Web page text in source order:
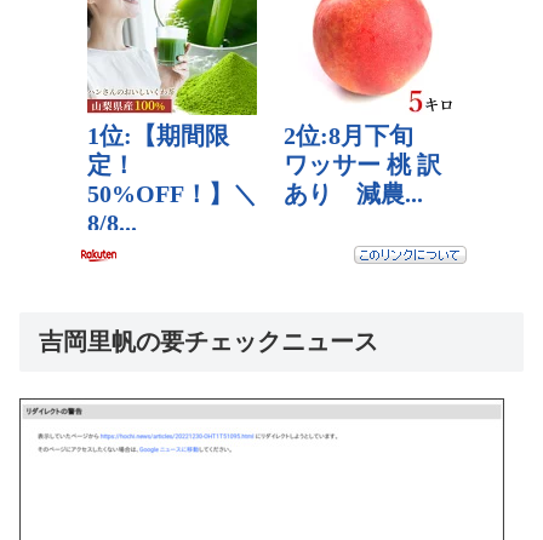
吉岡里帆の要チェックニュース